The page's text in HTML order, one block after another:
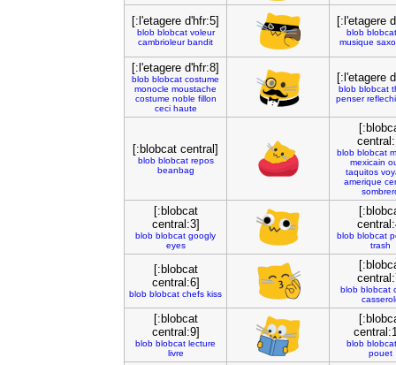
[:l'etagere d'hfr:5]
blob blobcat voleur
cambrioleur bandit
[:l'etagere
blob blobcat
musique
[:l'etagere d'hfr:8]
blob blobcat costume
monocle moustache
costume noble fillon
ceci haute
[:l'etagere
blob blobcat
penser
[:blobcat central]
blob blobcat repos
beanbag
blob blobcat
mexicain
taquitos
amerique
[:blobcat
central:3]
blob blobcat googly
eyes
blob blobcat
trash
[:blobcat
central:6]
blob blobcat chefs kiss blob blobcat
[:blobcat
central:9]
blob blobcat lecture
livre
blob blobcat
pouet